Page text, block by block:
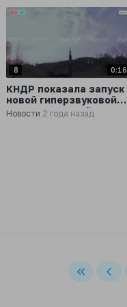
8 0:16
КНДР показала запуск
новой гиперзвуковой
ракеты большой
дальности
Новости 2 года назад